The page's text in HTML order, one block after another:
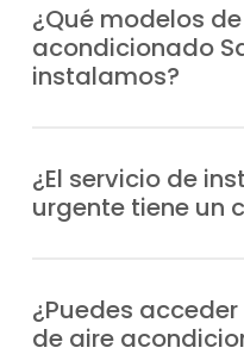
¿Qué modelos
acondicionado
instalamos?
VivAir one
VivAir Lite
SDH17‑035 NW,
VivAir One 2×1
¿El servicio de
urgente tiene un
equipos de aire
postal 45210 suele
¿Puedes
de aire